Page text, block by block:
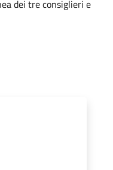
dei tre consiglieri e